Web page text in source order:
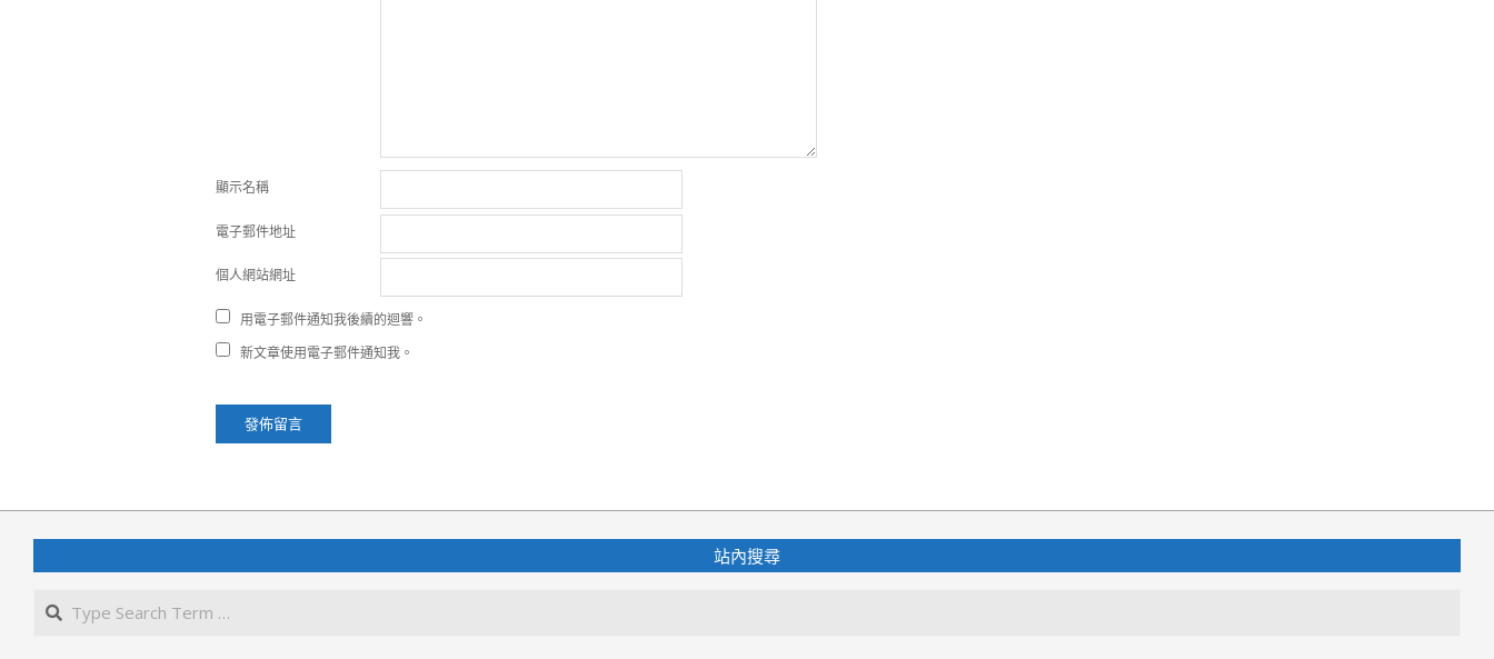
顯示名稱
電子郵件地址
個人網站網址
用電子郵件通知我後續的迴響。
新文章使用電子郵件通知我。
站內搜尋